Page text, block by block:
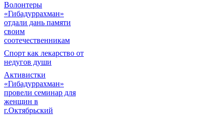
Волонтеры
«Гибадуррахман»
отдали дань памяти
своим
соотечественникам
Спорт как лекарство от
недугов души
Активистки
«Гибадуррахман»
провели семинар для
женщин в
г.Октябрьский